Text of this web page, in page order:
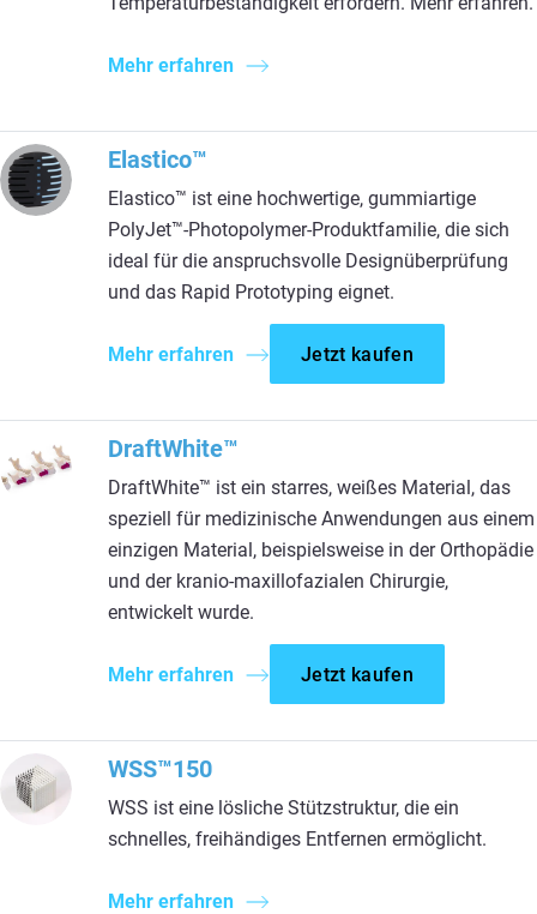
Mehr erfahren
Elastico™
Elastico™ ist eine hochwertige, gummiartige
PolyJet™-Photopolymer-Produktfamilie, die sich
ideal für die anspruchsvolle Designüberprüfung
und das Rapid Prototyping eignet.
Mehr erfahren Jetzt kaufen
DraftWhite™
DraftWhite™ ist ein starres, weißes Material, das
speziell für medizinische Anwendungen aus einem
einzigen Material, beispielsweise in der Orthopädie
und der kranio-maxillofazialen Chirurgie,
entwickelt wurde.
Mehr erfahren Jetzt kaufen
WSS™150
WSS ist eine lösliche Stützstruktur, die ein
schnelles, freihändiges Entfernen ermöglicht.
Mehr erfahren